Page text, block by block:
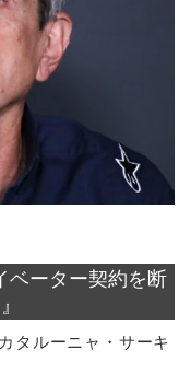
ベーター契約を断
タルーニャ・サーキ